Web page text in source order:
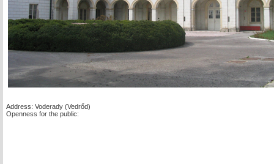
Address: Voderady (Vedrőd)
Openness for the public: